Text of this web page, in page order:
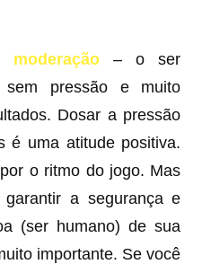
moderação– o ser
sem pressão e muito
Dosar a pressão
é uma atitude positiva.
o ritmo do jogo. Mas
a segurança e
(ser humano) de sua
importante. Se você